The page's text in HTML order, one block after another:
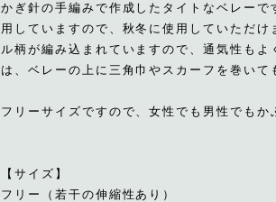
かぎ針の手編みで作成したタイトなベレー
用していますので、秋冬に使用していただ
ル柄が編み込まれていますので、通気性も
は、ベレーの上に三角巾やスカーフを巻いて
フリーサイズですので、女性でも男性でもか
【サイズ】
フリー（若干の伸縮性あり）